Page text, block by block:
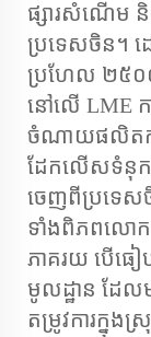
ផ្សារសំណើម
ប្រទេសចិន។ ដ
ប្រហែល ២៥០
នៅលើ LME ក
ចំណាយផលិតក
ដែកលើសទំនុ
ចេញពីប្រទេសចិ
ទាំងពិភពលោក
ភាគរយ បើធ
មូលដ្ឋាន ដែល
តម្រូវការក្នុ